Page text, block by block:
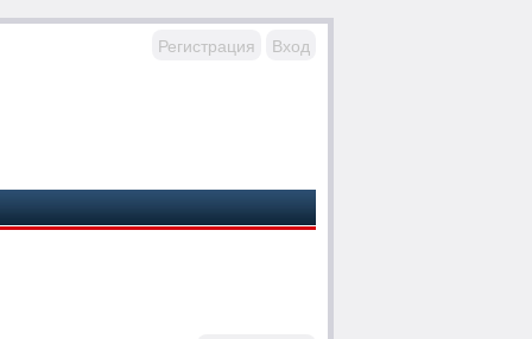
Регистрация Вход